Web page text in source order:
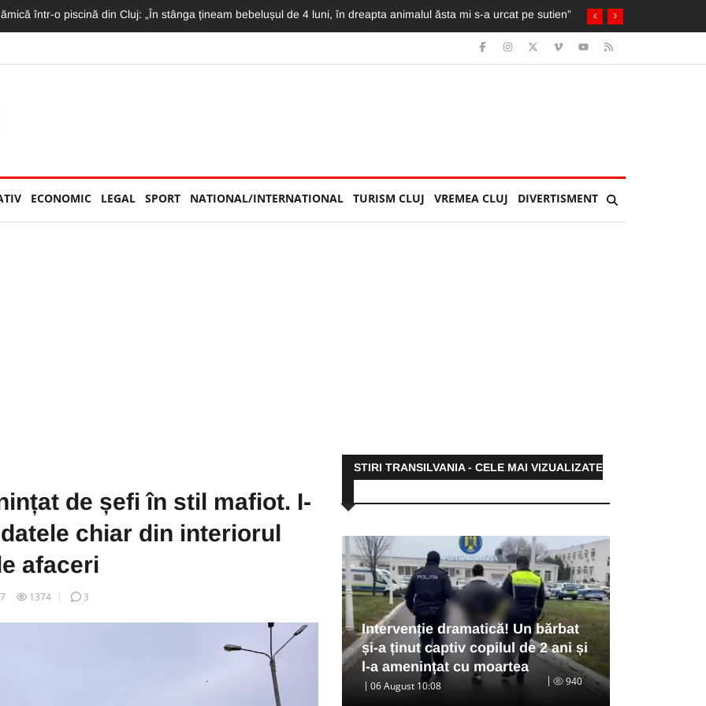
LIVE: Momentul în care motociclistul intră în plin într-un TIR și motocicleta ia foc. Imagini greu de privit
ECONOMIC LEGAL SPORT NATIONAL/INTERNATIONAL TURISM CLUJ VREMEA CLUJ DIVERTISMENT
de șefi în stil mafiot. I-
chiar din interiorul
afaceri
1374 3
STIRI TRANSILVANIA - CELE MAI VIZUALIZATE
Intervenție dramatică! Un bărbat
și-a ținut captiv copilul de 2 ani și
l-a amenințat cu moartea
06 August 10:08 940